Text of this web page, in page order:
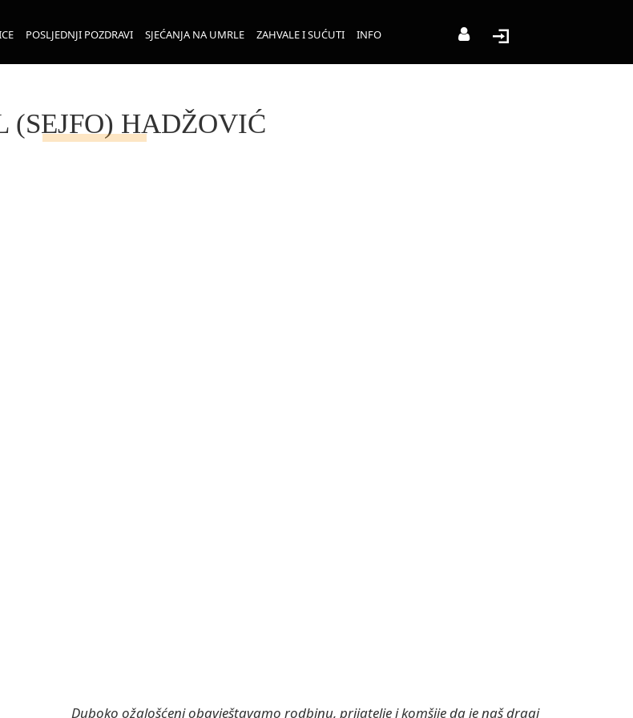
POSLJEDNJI POZDRAVI SJEĆANJA NA UMRLE ZAHVALE I SUĆUTI INFO
(SEJFO) HADŽOVIĆ
Duboko ožalošćeni obavještavamo rodbinu, prijatelje i komšije da je naš dragi